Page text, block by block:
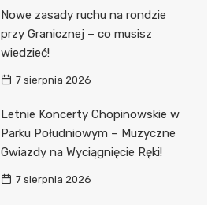
Nowe zasady ruchu na rondzie
przy Granicznej – co musisz
wiedzieć!
7 sierpnia 2026
Letnie Koncerty Chopinowskie w
Parku Południowym – Muzyczne
Gwiazdy na Wyciągnięcie Ręki!
7 sierpnia 2026